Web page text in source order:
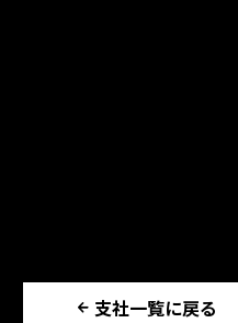
支社一覧に戻る